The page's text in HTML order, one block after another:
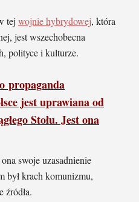
tej wojnie hybrydowej, która
jest wszechobecna
polityce i kulturze.
propaganda
jest uprawiana od
Stołu. Jest ona
swoje uzasadnienie
był krach komunizmu,
źródła.